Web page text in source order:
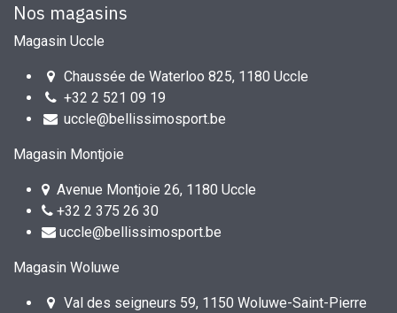
Nos magasins
Magasin Uccle
Chaussée de Waterloo 825, 1180 Uccle
+32 2 521 09 19
uccle@bellissimosport.be
Magasin Montjoie
Avenue Montjoie 26, 1180 Uccle
+32 2 375 26 30
uccle@bellissimosport.be
Magasin Woluwe
Val des seigneurs 59, 1150 Woluwe-Saint-Pierre